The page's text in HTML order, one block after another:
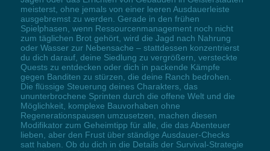
meisterst, ohne jemals von einer leeren Ausdauerleiste
ausgebremst zu werden. Gerade in den frühen
Spielphasen, wenn Ressourcenmanagement noch nicht
zum täglichen Brot gehört, wird die Jagd nach Nahrung
oder Wasser zur Nebensache – stattdessen konzentrierst
du dich darauf, deine Siedlung zu vergrößern, versteckte
Quests zu entdecken oder dich in packende Kämpfe
gegen Banditen zu stürzen, die deine Ranch bedrohen.
Die flüssige Steuerung deines Charakters, das
ununterbrochene Sprinten durch die offene Welt und die
Möglichkeit, komplexe Bauvorhaben ohne
Regenerationspausen umzusetzen, machen diesen
Modifikator zum Geheimtipp für alle, die das Abenteuer
lieben, aber den Frust über ständige Ausdauer-Checks
satt haben. Ob du dich in die Details der Survival-Strategie